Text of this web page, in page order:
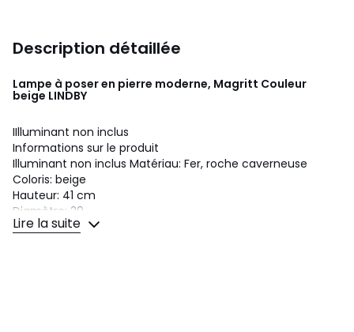
Description détaillée
Lampe à poser en pierre moderne, Magritt Couleur
beige LINDBY
IIlluminant non inclus
Informations sur le produit
Illuminant non inclus Matériau: Fer, roche caverneuse
Coloris: beige
Hauteur: 41 cm
Diamètre: 29
Culot: E27
Lire la suite